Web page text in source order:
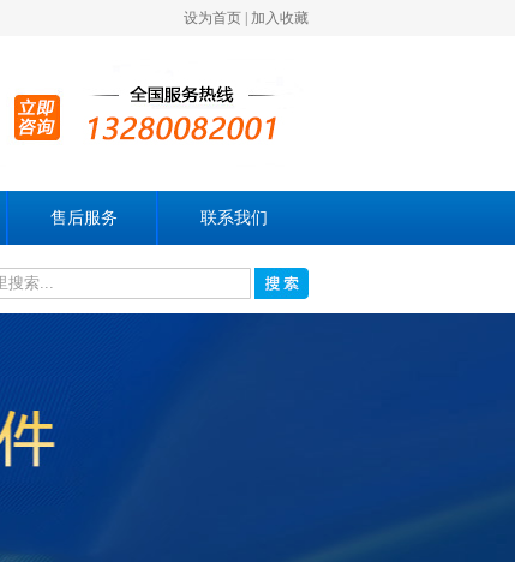
设为首页 加入收藏
售后服务 联系我们